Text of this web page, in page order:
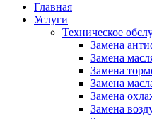
Главная
Услуги
Техническое
Замена
Замена
Замена
Замена
Замена
Замена